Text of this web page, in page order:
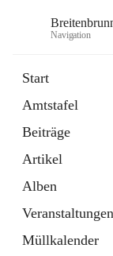
Navigation
Start
Amtstafel
Beiträge
Artikel
Alben
Veranstaltungen
Müllkalender
18 Schnellzugriffe
Gemeindeservice